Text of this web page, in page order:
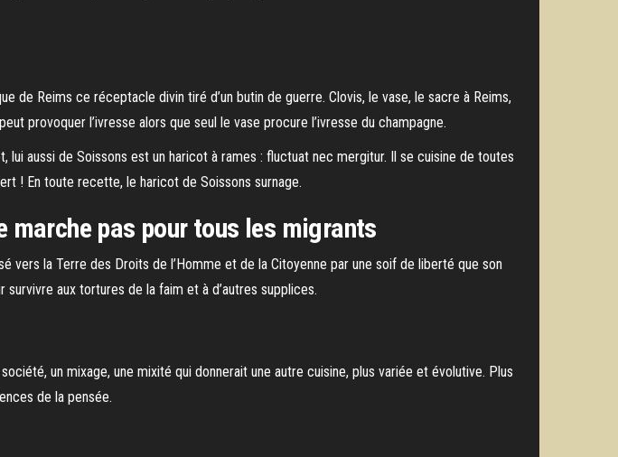
de Reims ce réceptacle divin tiré d’un butin de guerre. Clovis, le vase, le sacre à Reims,
provoquer l’ivresse alors que seul le vase procure l’ivresse du champagne.
aussi de Soissons est un haricot à rames : fluctuat nec mergitur. Il se cuisine de toutes
! En toute recette, le haricot de Soissons surnage.
marche pas pour tous les migrants
vers la Terre des Droits de l’Homme et de la Citoyenne par une soif de liberté que son
aux tortures de la faim et à d’autres supplices.
un mixage, une mixité qui donnerait une autre cuisine, plus variée et évolutive. Plus
de la pensée.